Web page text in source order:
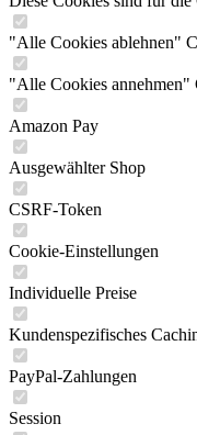
"Alle Cookies ablehnen"
"Alle Cookies annehmen"
Amazon Pay
Ausgewählter Shop
CSRF-Token
Cookie-Einstellungen
Individuelle Preise
Kundenspezifisches
PayPal-Zahlungen
Session